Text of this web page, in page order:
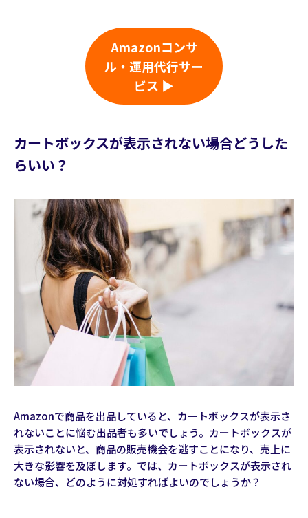
Amazonコンサ
ル・運用代行サー
ビス ▶
カートボックスが表示されない場合どうした
らいい？
Amazonで商品を出品していると、カートボックスが表示さ
れないことに悩む出品者も多いでしょう。カートボックスが
表示されないと、商品の販売機会を逃すことになり、売上に
大きな影響を及ぼします。では、カートボックスが表示され
ない場合、どのように対処すればよいのでしょうか？